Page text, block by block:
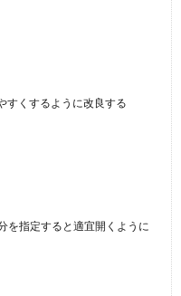
すくするように改良する
を指定すると適宜開くように